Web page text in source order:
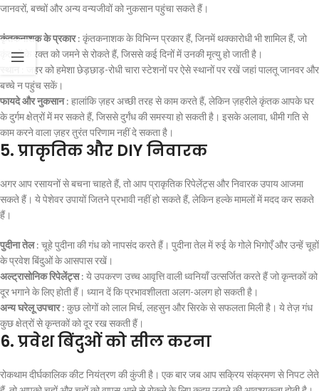
जानवरों, बच्चों और अन्य वन्यजीवों को नुकसान पहुंचा सकते हैं।
कृंतकनाशक के प्रकार: कृंतकनाशक के विभिन्न प्रकार हैं, जिनमें थक्कारोधी भी शामिल हैं, जो
कृंतकों के रक्त को जमने से रोकते हैं, जिससे कई दिनों में उनकी मृत्यु हो जाती है।
: जहर को हमेशा छेड़छाड़-रोधी चारा स्टेशनों पर ऐसे स्थानों पर रखें जहां पालतू जानवर और
बच्चे न पहुंच सकें।
फायदे और नुकसान: हालांकि ज़हर अच्छी तरह से काम करते हैं, लेकिन ज़हरीले कृंतक आपके घर
के दुर्गम क्षेत्रों में मर सकते हैं, जिससे दुर्गंध की समस्या हो सकती है। इसके अलावा, धीमी गति से
काम करने वाला ज़हर तुरंत परिणाम नहीं दे सकता है।
5.प्राकृतिक और DIY निवारक
अगर आप रसायनों से बचना चाहते हैं, तो आप प्राकृतिक रिपेलेंट्स और निवारक उपाय आजमा
सकते हैं। ये पेशेवर उपायों जितने प्रभावी नहीं हो सकते हैं, लेकिन हल्के मामलों में मदद कर सकते
हैं।
पुदीना तेल: चूहे पुदीना की गंध को नापसंद करते हैं। पुदीना तेल में रुई के गोले भिगोएँ और उन्हें चूहों
के प्रवेश बिंदुओं के आसपास रखें।
अल्ट्रासोनिक रिपेलेंट्स: ये उपकरण उच्च आवृत्ति वाली ध्वनियाँ उत्सर्जित करते हैं जो कृन्तकों को
दूर भगाने के लिए होती हैं। ध्यान दें कि प्रभावशीलता अलग-अलग हो सकती है।
अन्य घरेलू उपचार: कुछ लोगों को लाल मिर्च, लहसुन और सिरके से सफलता मिली है। ये तेज़ गंध
कुछ क्षेत्रों से कृन्तकों को दूर रख सकती हैं।
6.प्रवेश बिंदुओं को सील करना
रोकथाम दीर्घकालिक कीट नियंत्रण की कुंजी है। एक बार जब आप सक्रिय संक्रमण से निपट लेते